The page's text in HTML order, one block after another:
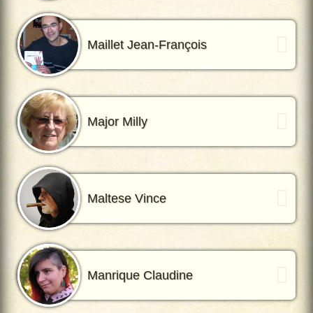
Maillet Jean-François
Major Milly
Maltese Vince
Manrique Claudine